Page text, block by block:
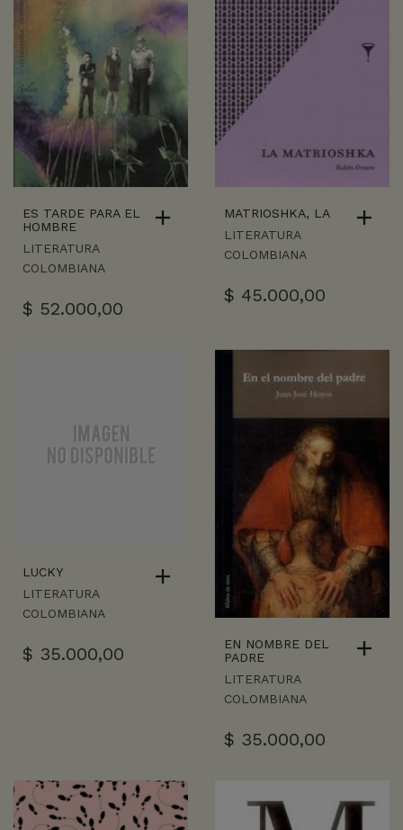
ES TARDE PARA EL
HOMBRE
LITERATURA
COLOMBIANA
$ 52.000,00
MATRIOSHKA, LA
LITERATURA
COLOMBIANA
$ 45.000,00
LUCKY
LITERATURA
COLOMBIANA
$ 35.000,00
EN NOMBRE DEL
PADRE
LITERATURA
COLOMBIANA
$ 35.000,00